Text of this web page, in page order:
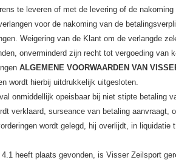
te leveren of met de levering of de
voor de nakoming van de
Weigering van de Klant om de verlangde
onverminderd zijn recht tot vergoeding van
ALGEMENE VOORWAARDEN VAN
wordt hierbij uitdrukkelijk uitgesloten.
onmiddellijk opeisbaar bij niet stipte betaling
verklaard, surseance van betaling aanvraagt,
wordt gelegd, hij overlijdt, in liquidatie
heeft plaats gevonden, is Visser Zeilsport